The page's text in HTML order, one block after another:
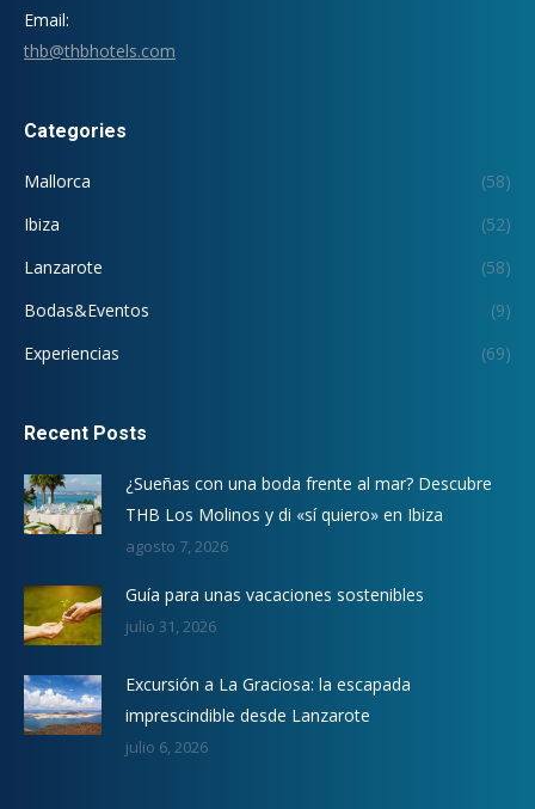
Email:
thb@thbhotels.com
Categories
Mallorca
(58)
Ibiza
(52)
Lanzarote
(58)
Bodas&Eventos
(9)
Experiencias
(69)
Recent Posts
¿Sueñas con una boda frente al mar? Descubre
THB Los Molinos y di «sí quiero» en Ibiza
agosto 7, 2026
Guía para unas vacaciones sostenibles
julio 31, 2026
Excursión a La Graciosa: la escapada
imprescindible desde Lanzarote
julio 6, 2026